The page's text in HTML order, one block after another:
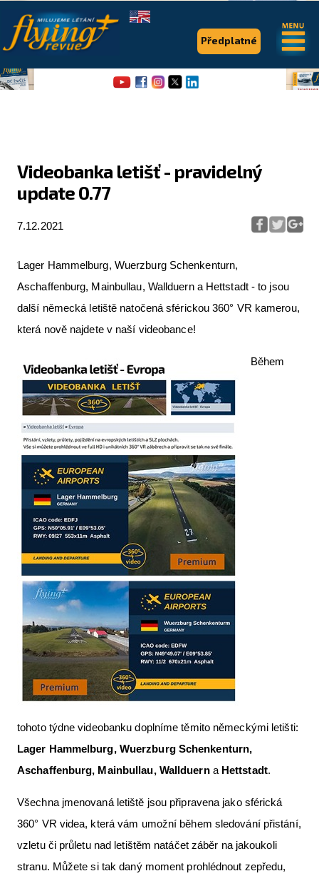
Videobanka letišť - pravidelný
update 0.77
7.12.2021
Lager Hammelburg, Wuerzburg Schenkenturn,
Aschaffenburg, Mainbullau, Wallduern a Hettstadt - to jsou
další německá letiště natočená sférickou 360° VR kamerou,
která nově najdete v naší videobance!
Během
tohoto týdne videobanku doplníme těmito německými letišti:
Lager Hammelburg, Wuerzburg Schenkenturn,
Aschaffenburg, Mainbullau, Wallduerna Hettstadt.
Všechna jmenovaná letiště jsou připravena jako sférická
360° VR videa, která vám umožní během sledování přistání,
vzletu či průletu nad letištěm natáčet záběr na jakoukoli
stranu. Můžete si tak daný moment prohlédnout zepředu,
Předplatné
.
Série & speciály
Letecká videa
Aktuální FR + archiv
Letecká muzea
VFR Communication app
The SAFE Guide app
Nabídky práce v letectví
Inzerujte s námi